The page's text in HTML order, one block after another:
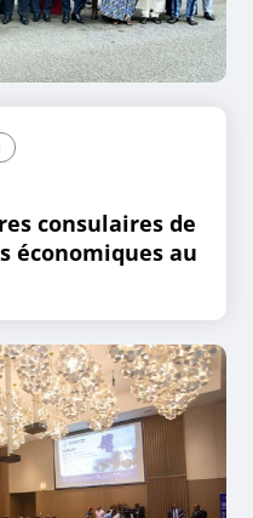
consulaires de
économiques au